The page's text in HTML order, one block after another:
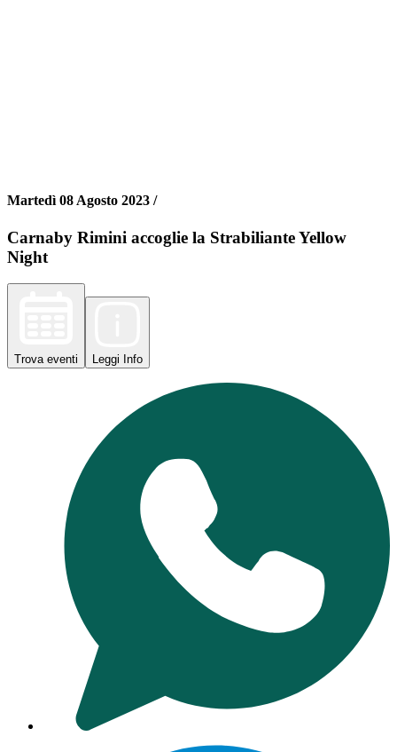
Martedì 08 Agosto 2023 /
Carnaby Rimini accoglie la Strabiliante Yellow
Night
Trova eventi Leggi Info